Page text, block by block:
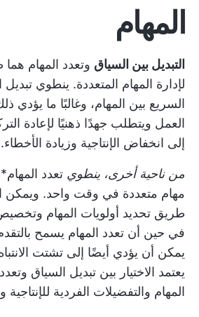
المهام
التبديل بين السياق وتعدد المهام
لإدارة المهام المتعددة. ينطوي
السريع بين المهام، وغالبًا ما يؤدي
العمل ويتطلب جهدًا ذهنيًا لإعادة
إلى انخفاض الإنتاجية وزيادة الأخطاء.
من ناحية أخرى، ينطوي تعدد
مهام متعددة في وقت واحد. ويمكن
طريق تحديد أولويات المهام
في حين أن تعدد المهام يسمح بالتقدم
يمكن أن يؤدي أيضًا إلى تشتت
يعتمد الاختيار بين تبديل السياق
المهام والتفضيلات الفردية للإنتاجية